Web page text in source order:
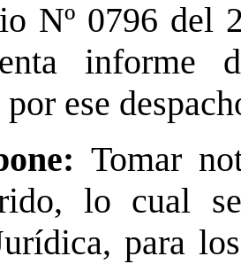
Nº 0796 del
informe
ese
Tomar
lo cual
para